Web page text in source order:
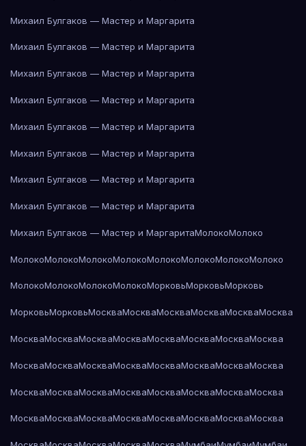
Михаил Булгаков — Мастер и Маргарита
Михаил Булгаков — Мастер и Маргарита
Михаил Булгаков — Мастер и Маргарита
Михаил Булгаков — Мастер и Маргарита
Михаил Булгаков — Мастер и Маргарита
Михаил Булгаков — Мастер и Маргарита
Михаил Булгаков — Мастер и Маргарита
Михаил Булгаков — Мастер и Маргарита
Михаил Булгаков — Мастер и МаргаритаМолокоМолоко
МолокоМолокоМолокоМолокоМолокоМолокоМолокоМолоко
МолокоМолокоМолокоМолокоМорковьМорковьМорковь
МорковьМорковьМоскваМоскваМоскваМоскваМоскваМосква
МоскваМоскваМоскваМоскваМоскваМоскваМоскваМосква
МоскваМоскваМоскваМоскваМоскваМоскваМоскваМосква
МоскваМоскваМоскваМоскваМоскваМоскваМоскваМосква
МоскваМоскваМоскваМоскваМоскваМоскваМоскваМосква